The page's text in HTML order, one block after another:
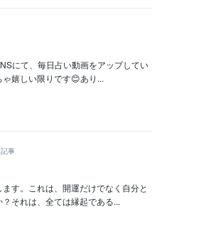
にて、毎日占い動画をアップしてい
嬉しい限りです😊あり...
記事
す。これは、開運だけでなく自分と
それは、全ては縁起である...